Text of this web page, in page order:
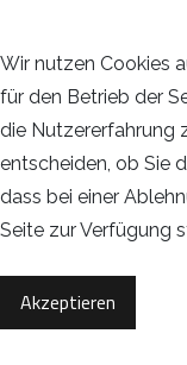
Wir nutzen Cookies
für den Betrieb der
die Nutzererfahrung
entscheiden, ob Sie
dass bei einer
Seite zur Verfügung
Akzeptieren